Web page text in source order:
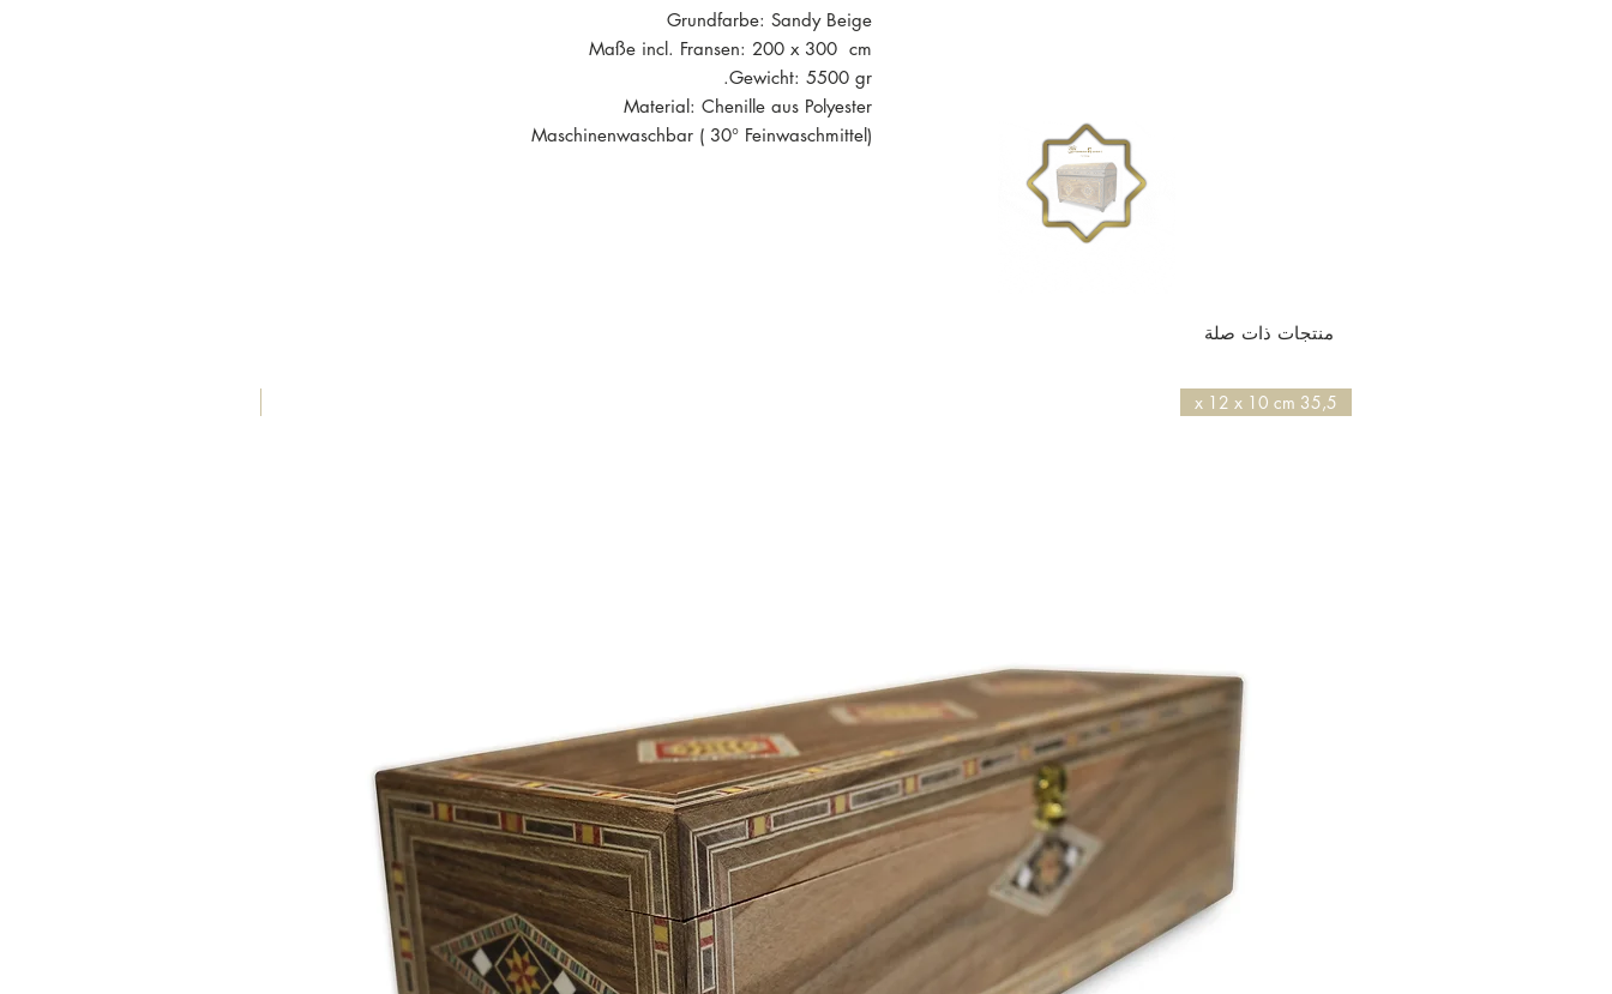
Grundfarbe: Sandy Beige
Maße incl. Fransen: 200 x 300 cm
Gewicht: 5500 gr.
Material: Chenille aus Polyester
Maschinenwaschbar ( 30° Feinwaschmittel)
منتجات ذات صلة
35,5 x 12 x 10 cm